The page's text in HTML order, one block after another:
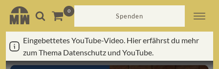
Spenden
Eingebettetes YouTube-Video. Hier erfährst du mehr
zum Thema Datenschutz und YouTube.